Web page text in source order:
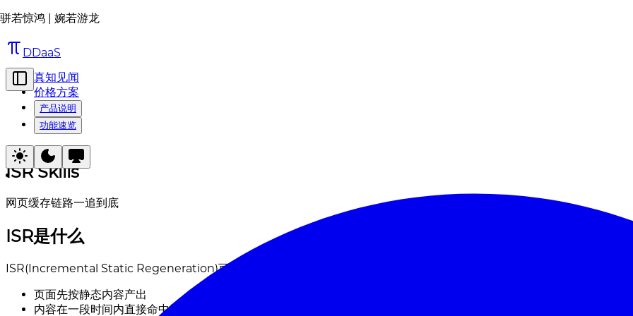
骈若惊鸿 | 婉若游龙
DDaaS
真知见闻
价格方案
产品说明
功能速览
ISR Skills
网页缓存链路一追到底
ISR是什么
ISR(Incremental Static Regeneration)可以理解为:
页面先按静态内容产出
内容在一段时间内直接命中缓存